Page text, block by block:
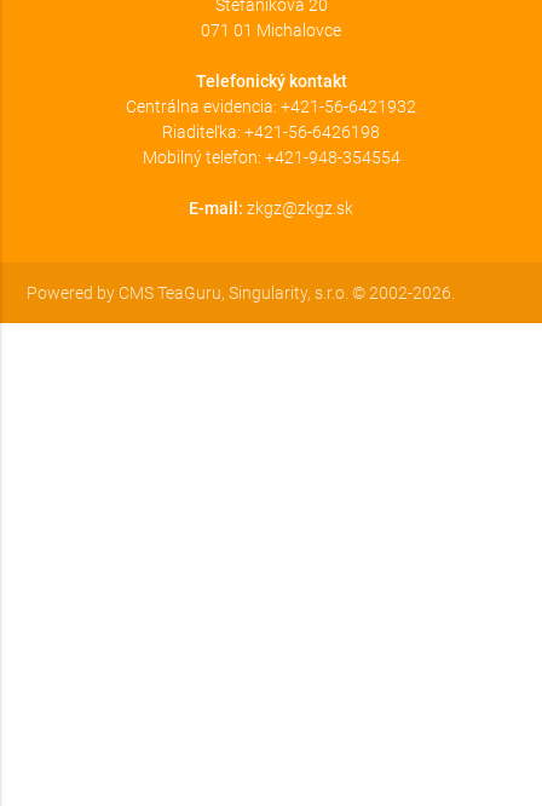
Štefánikova 20
071 01 Michalovce
Telefonický kontakt
Centrálna evidencia: +421-56-6421932
Riaditeľka: +421-56-6426198
Mobilný telefon: +421-948-354554
E-mail: zkgz@zkgz.sk
Powered by CMS TeaGuru, Singularity, s.r.o. © 2002-2026.